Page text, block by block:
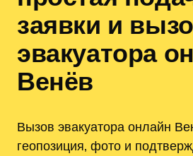
заявки и
эвакуатора
Венёв
Вызов эвакуатора онлайн
геопозиция‚ фото и